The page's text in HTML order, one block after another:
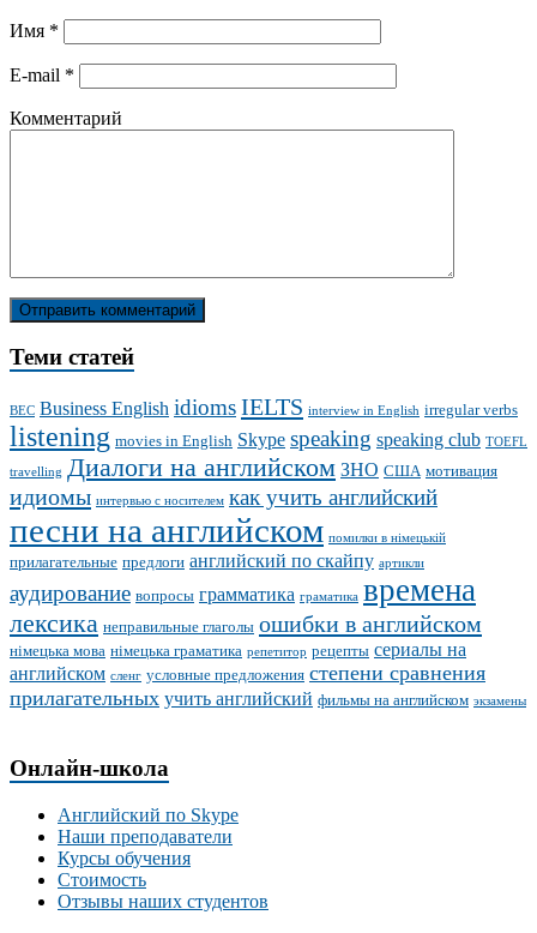
Имя *
E-mail *
Комментарий
Теми статей
BEC Business English idiomsIELTS interview in English irregular verbs
listening movies in English Skype speaking speaking club TOEFL
travelling Диалоги на английском ЗНО США мотивация
идиомы интервью с носителем как учить английский
песни на английском помилки в німецькій
прилагательные предлоги английский по скайпу артикли
аудирование вопросы грамматика граматика времена
лексика неправильные глаголы ошибки в английском
німецька мова німецька граматика репетитор рецепты сериалы на
английском сленг условные предложения степени сравнения
прилагательных учить английский фильмы на английском экзамены
Онлайн-школа
Английский по Skype
Наши преподаватели
Курсы обучения
Стоимость
Отзывы наших студентов